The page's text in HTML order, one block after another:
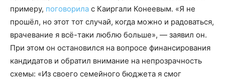
примеру, поговорила с Каиргали Конеевым. «Я не
прошёл, но этот тот случай, когда можно и радоваться,
врачевание я всё-таки люблю больше», — заявил он.
При этом он остановился на вопросе финансирования
кандидатов и обратил внимание на непрозрачность
схемы: «Из своего семейного бюджета я смог